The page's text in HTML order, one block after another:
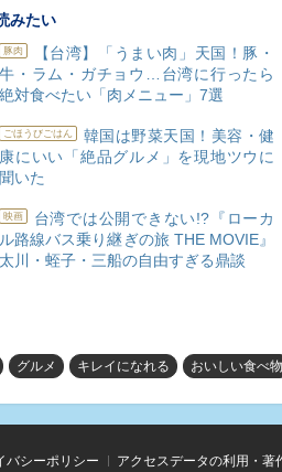
みたい
豚肉
【台湾】「うまい肉」天国！豚・
牛・ラム・ガチョウ…台湾に行ったら
絶対食べたい「肉メニュー」7選
ごほうびごはん
韓国は野菜天国！美容・健
康にいい「絶品グルメ」を現地ツウに
聞いた
映画
台湾では公開できない!?『ローカ
ル路線バス乗り継ぎの旅 THE MOVIE』
太川・蛭子・三船の自由すぎる鼎談
グルメ キレイになれる おいしい食べ物
バシーポリシー アクセスデータの利用・著